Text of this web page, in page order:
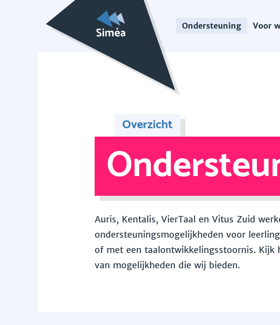
Ondersteuning Voor
Overzicht
Auris, Kentalis, VierTaal en Vitus Zuid
ondersteuningsmogelijkheden voor
of met een taalontwikkelingsstoornis. Kijk
van mogelijkheden die wij bieden.